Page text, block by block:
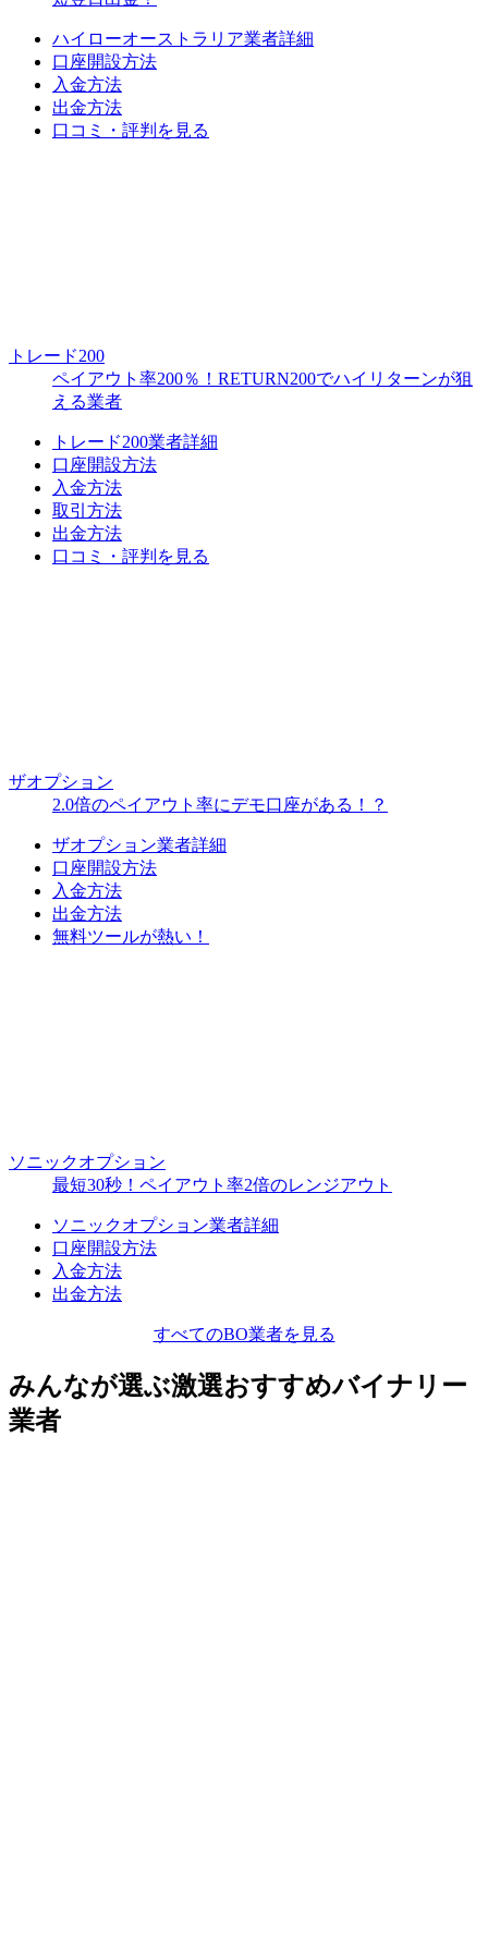
ハイローオーストラリア業者詳細
口座開設方法
入金方法
出金方法
口コミ・評判を見る
トレード200
ペイアウト率200％！RETURN200でハイリターンが狙
える業者
トレード200業者詳細
口座開設方法
入金方法
取引方法
出金方法
口コミ・評判を見る
ザオプション
2.0倍のペイアウト率にデモ口座がある！？
ザオプション業者詳細
口座開設方法
入金方法
出金方法
無料ツールが熱い！
ソニックオプション
最短30秒！ペイアウト率2倍のレンジアウト
ソニックオプション業者詳細
口座開設方法
入金方法
出金方法
すべてのBO業者を見る
みんなが選ぶ激選おすすめバイナリー
業者